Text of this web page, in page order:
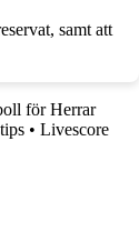
samt att
för Herrar
• Livescore